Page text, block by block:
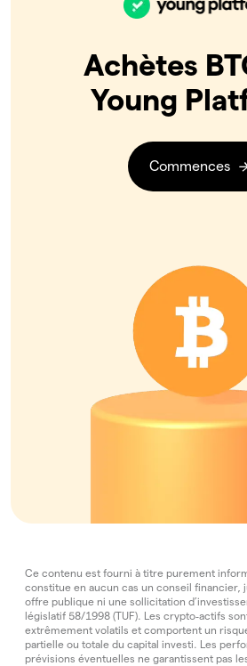
Achètes
Young
Commences
Ce contenu est fourni à titre purement
constitue en aucun cas un conseil financier,
offre publique ni une sollicitation
législatif 58/1998 (TUF). Les crypto‑actifs
extrêmement volatils et comportent un
partielle ou totale du capital investi. Les
prévisions éventuelles ne garantissent pas